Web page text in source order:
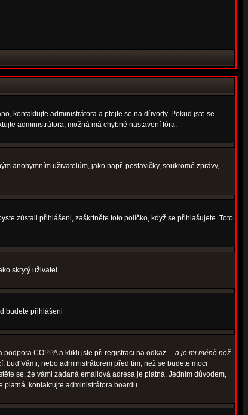
kontaktujte administrátora a ptejte se na důvody. Pokud jste se
administrátora, možná má chybné nastavení fóra.
anonymním uživatelům, jako např. postavičky, soukromé zprávy,
zůstali přihlášeni, zaškrtněte toto políčko, když se přihlašujete. Toto
skrytý uživatel.
budete přihlášeni
COPPA a klikli jste při registraci na odkaz ... a je mi méně než
buď Vámi, nebo administrátorem před tím, než se budete moci
se, že vámi zadaná emailová adresa je platná. Jedním důvodem,
platná, kontaktujte administrátora boardu.